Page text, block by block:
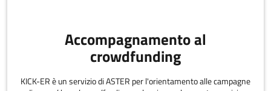
Accompagnamento al
crowdfunding
KICK-ER è un servizio di ASTER per l'orientamento alle campagne